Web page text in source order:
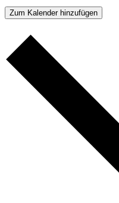
Zum Kalender hinzufügen